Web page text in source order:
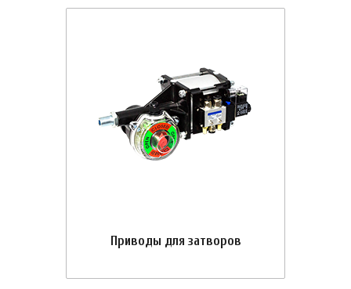
Приводы для затворов